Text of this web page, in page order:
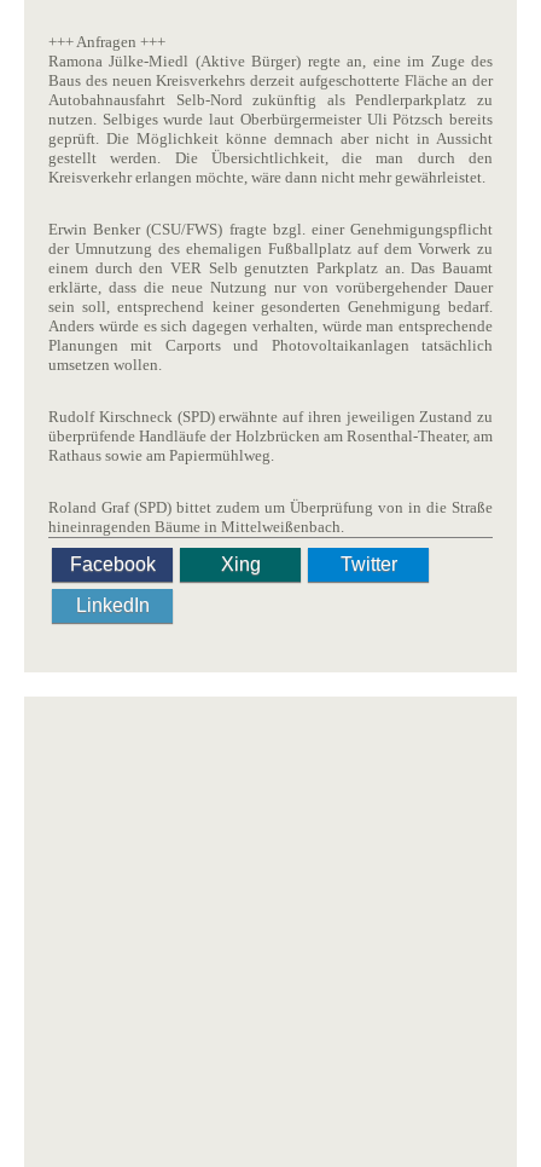
+++ Anfragen +++
Ramona Jülke-Miedl (Aktive Bürger) regte an, eine im Zuge des
Baus des neuen Kreisverkehrs derzeit aufgeschotterte Fläche an der
Autobahnausfahrt Selb-Nord zukünftig als Pendlerparkplatz zu
nutzen. Selbiges wurde laut Oberbürgermeister Uli Pötzsch bereits
geprüft. Die Möglichkeit könne demnach aber nicht in Aussicht
gestellt werden. Die Übersichtlichkeit, die man durch den
Kreisverkehr erlangen möchte, wäre dann nicht mehr gewährleistet.
Erwin Benker (CSU/FWS) fragte bzgl. einer Genehmigungspflicht
der Umnutzung des ehemaligen Fußballplatz auf dem Vorwerk zu
einem durch den VER Selb genutzten Parkplatz an. Das Bauamt
erklärte, dass die neue Nutzung nur von vorübergehender Dauer
sein soll, entsprechend keiner gesonderten Genehmigung bedarf.
Anders würde es sich dagegen verhalten, würde man entsprechende
Planungen mit Carports und Photovoltaikanlagen tatsächlich
umsetzen wollen.
Rudolf Kirschneck (SPD) erwähnte auf ihren jeweiligen Zustand zu
überprüfende Handläufe der Holzbrücken am Rosenthal-Theater, am
Rathaus sowie am Papiermühlweg.
Roland Graf (SPD) bittet zudem um Überprüfung von in die Straße
hineinragenden Bäume in Mittelweißenbach.
Facebook Xing
Twitter
LinkedIn